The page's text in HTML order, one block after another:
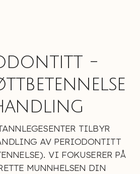
-
TILBYR
AV PERIODONTITT
VI FOKUSERER PÅ
MUNNHELSEN DIN